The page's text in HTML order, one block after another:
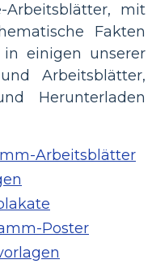
Arbeitsblätter, mit
Fakten
einigen unserer
Arbeitsblätter,
Herunterladen
Arbeitsblätter
Poster